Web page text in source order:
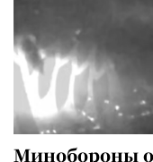
Минобороны